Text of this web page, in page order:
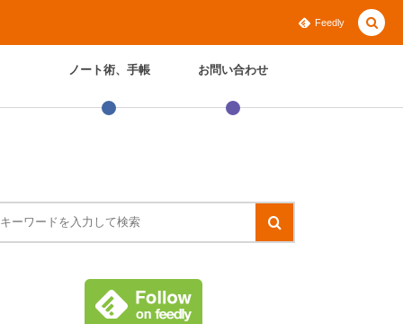
Feedly
ノート術、手帳 お問い合わせ